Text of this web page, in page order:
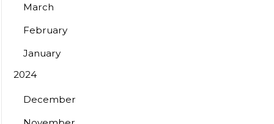
March
February
January
2024
December